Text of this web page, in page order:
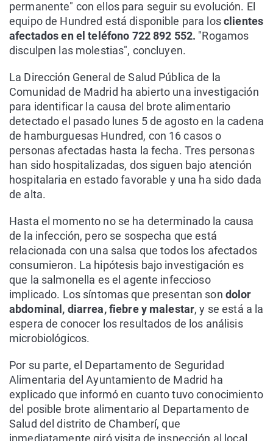
permanente" con ellos para seguir su evolución. El
equipo de Hundred está disponible para losclientes
afectados en el teléfono 722 892 552. "Rogamos
disculpen las molestias", concluyen.
La Dirección General de Salud Pública de la
Comunidad de Madrid ha abierto una investigación
para identificar la causa del brote alimentario
detectado el pasado lunes 5 de agosto en la cadena
de hamburguesas Hundred, con 16 casos o
personas afectadas hasta la fecha. Tres personas
han sido hospitalizadas, dos siguen bajo atención
hospitalaria en estado favorable y una ha sido dada
de alta.
Hasta el momento no se ha determinado la causa
de la infección, pero se sospecha que está
relacionada con una salsa que todos los afectados
consumieron. La hipótesis bajo investigación es
que la salmonella es el agente infeccioso
implicado. Los síntomas que presentan son dolor
abdominal, diarrea, fiebre y malestar, y se está a la
espera de conocer los resultados de los análisis
microbiológicos.
Por su parte, el Departamento de Seguridad
Alimentaria del Ayuntamiento de Madrid ha
explicado que informó en cuanto tuvo conocimiento
del posible brote alimentario al Departamento de
Salud del distrito de Chamberí, que
inmediatamente giró visita de inspección al local.